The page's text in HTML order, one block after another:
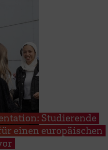
Studierende
einen europäischen